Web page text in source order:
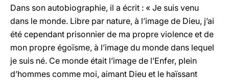
Dans son autobiographie, il a écrit : « Je suis venu
dans le monde. Libre par nature, à l’image de Dieu, j’ai
été cependant prisonnier de ma propre violence et de
mon propre égoïsme, à l’image du monde dans lequel
je suis né. Ce monde était l’image de l’Enfer, plein
d’hommes comme moi, aimant Dieu et le haïssant